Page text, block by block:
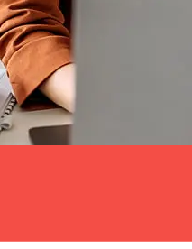
の移行は
?